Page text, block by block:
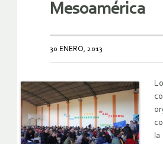
Mesoamérica
30 ENERO, 2013